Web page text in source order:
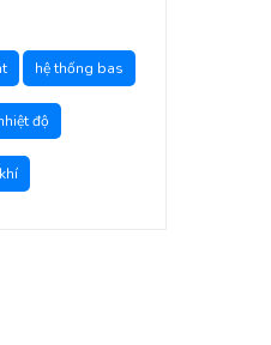
hệ thống bas
độ